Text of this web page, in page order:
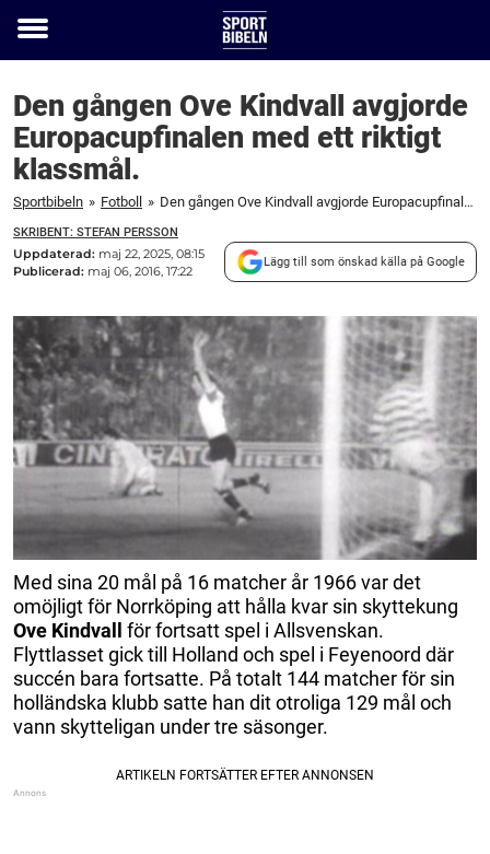
Toggle
Den gången Ove Kindvall avgjorde
Europacupfinalen med ett riktigt
klassmål.
Sportbibeln » Fotboll » Den gången Ove Kindvall avgjorde Europacupfinalen med ett riktigt klassmål.
SKRIBENT: STEFAN PERSSON
Uppdaterad: maj 22, 2025, 08:15
Publicerad: maj 06, 2016, 17:22
Lägg till som önskad källa på Google
Med sina 20 mål på 16 matcher år 1966 var det
omöjligt för Norrköping att hålla kvar sin skyttekung
Ove Kindvall för fortsatt spel i Allsvenskan.
Flyttlasset gick till Holland och spel i Feyenoord där
succén bara fortsatte. På totalt 144 matcher för sin
holländska klubb satte han dit otroliga 129 mål och
vann skytteligan under tre säsonger.